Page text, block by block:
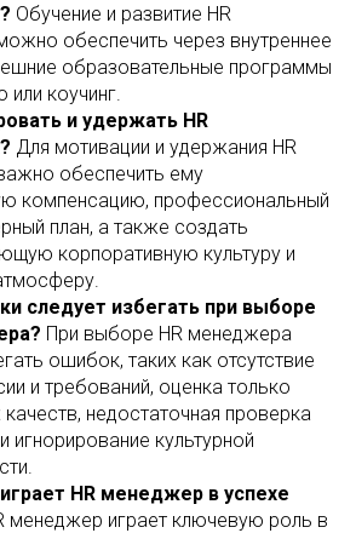
Обучение и развитие HR
обеспечить через внутреннее
образовательные программы
или коучинг.
и удержать HR
Для мотивации и удержания HR
обеспечить ему
компенсацию, профессиональный
план, а также создать
корпоративную культуру и
следует избегать при выборе
При выборе HR менеджера
ошибок, таких как отсутствие
и требований, оценка только
недостаточная проверка
игнорирование культурной
HR менеджер в успехе
менеджер играет ключевую роль в